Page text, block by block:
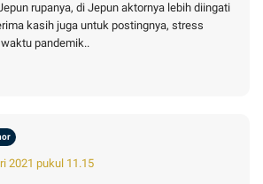
rupanya, di Jepun aktornya lebih diingati
kasih juga untuk postingnya, stress
pandemik..
2021 pukul 11.15